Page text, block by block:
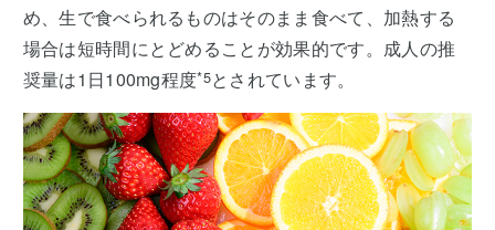
め、生で食べられるものはそのまま食べて、加熱する
場合は短時間にとどめることが効果的です。成人の推
奨量は1日100mg程度*5とされています。